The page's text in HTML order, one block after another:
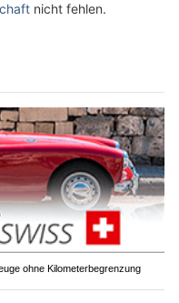
nicht fehlen.
ohne Kilometerbegrenzung